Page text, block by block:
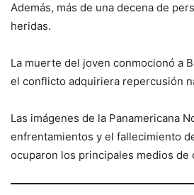
Además, más de una decena de
heridas.
La muerte del joven conmocionó a
el conflicto adquiriera repercusión
Las imágenes de la Panamericana
enfrentamientos y el fallecimiento
ocuparon los principales medios de